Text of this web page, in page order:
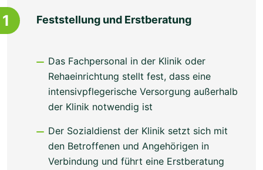
1 Feststellung und Erstberatung
Das Fachpersonal in der Klinik oder
Rehaeinrichtung stellt fest, dass eine
intensivpflegerische Versorgung außerhalb
der Klinik notwendig ist
Der Sozialdienst der Klinik setzt sich mit
den Betroffenen und Angehörigen in
Verbindung und führt eine Erstberatung